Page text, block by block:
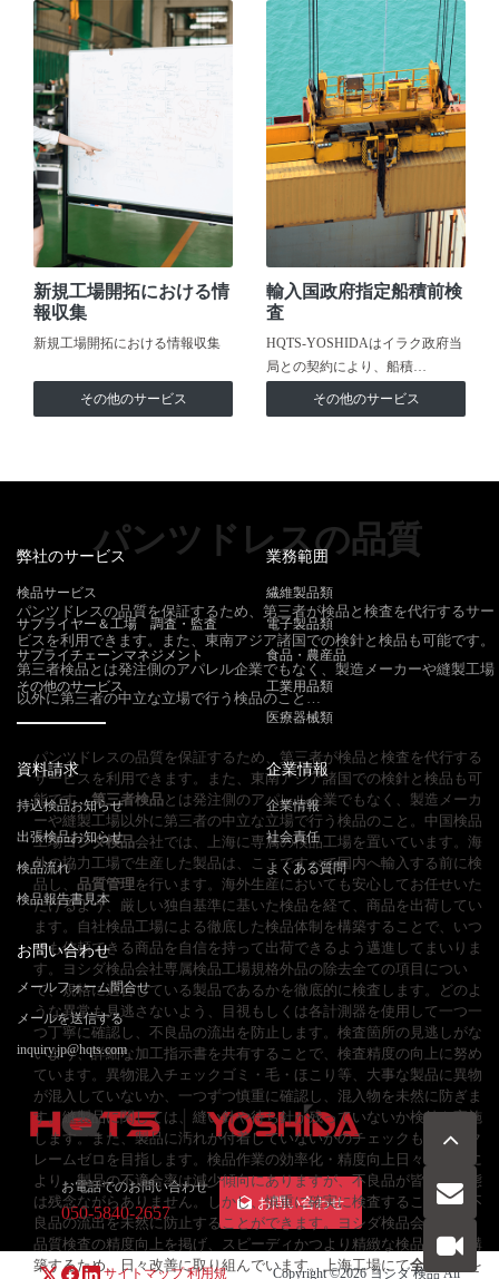
新規工場開拓における情
報収集
新規工場開拓における情報収集
その他のサービス
輸入国政府指定船積前検
査
HQTS-YOSHIDAはイラク政府当
局との契約により、船積…
その他のサービス
パンツドレスの品質
パンツドレスの品質を保証するため、第三者が検品と検査を代行するサー
ビスを利用できます。また、東南アジア諸国での検針と検品も可能です。
第三者検品とは発注側のアパレル企業でもなく、製造メーカーや縫製工場
以外に第三者の中立な立場で行う検品のこと…
パンツドレスの品質を保証するため、第三者が検品と検査を代行する
サービスを利用できます。また、東南アジア諸国での検針と検品も可
能です。第三者検品とは発注側のアパレル企業でもなく、製造メーカ
ーや縫製工場以外に第三者の中立な立場で行う検品のこと。中国検品
工場ヨシダ検品会社では、上海に専属の検品工場を置いています。海
外の協力工場で生産した製品は、ここですべて国内へ輸入する前に検
品し、 品質管理 を行います。海外生産においても安心してお任せいた
だけるよう、厳しい独自基準に基いた検品を経て、商品を出荷してい
ます。自社検品工場による徹底した検品体制を構築することで、いつ
でも信頼できる商品を自信を持って出荷できるよう邁進してまいりま
す。ヨシダ検品会社専属検品工場規格外品の除去全ての項目につい
て、規格に適合している製品であるかを徹底的に検査します。どのよ
うな異常も見逃さないよう、目視もしくは各計測器を使用して一つ一
つ丁寧に確認し、不良品の流出を防止します。検査箇所の見逃しがな
いよう、詳細な加工指示書を共有することで、検査精度の向上に努め
ています。異物混入チェックゴミ・毛・ほこり等、大事な製品に異物
が混入していないか、一つずつ慎重に確認し、混入物を未然に防ぎま
す。縫製品に関しては、縫い針や待ち針が残っていないか検針も実施
します。また、製品に汚れが付着していないかのチェックも行い、ク
レームゼロを目指します。検品作業の効率化・精度向上日々の改善に
より、製品の不適合率は減少傾向にありますが、不良品が皆無な状態
は残念ながらありません。しかし、慎重に確実に検査することで、不
良品の流出を未然に防止することができます。ヨシダ検品会社では、
品質検査の精度向上を掲げ、スピーディかつより精緻な検品体制を構
築するため、日々改善に取り組んでいます。上海工場にて全数検品
を
弊社のサービス
検品サービス
サプライヤー＆工場 調査・監査
サプライチェーンマネジメント
その他のサービス
業務範囲
繊維製品類
電子製品類
食品・農産品
工業用品類
医療器械類
資料請求
持込検品お知らせ
出張検品お知らせ
検品流れ
検品報告書見本
企業情報
企業情報
社会責任
よくある質問
お問い合わせ
メールフォーム問合せ
メールを送信する
inquiry.jp@hqts.com
お電話でのお問い合わせ
050-5840-2657
お問い合わせ
サイトマップ 利用規 Copyright ©2026ヨシダ 検品All